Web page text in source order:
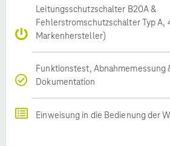
Leitungsschutzschalter B20A &
Fehlerstromschutzschalter Typ A,
Markenhersteller)
Funktionstest, Abnahmemessung
Dokumentation
Einweisung in die Bedienung der